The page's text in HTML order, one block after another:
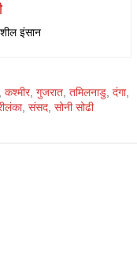
इंसान
कश्मीर, गुजरात, तमिलनाडु, दंगा,
, संसद, सोनी सोढी